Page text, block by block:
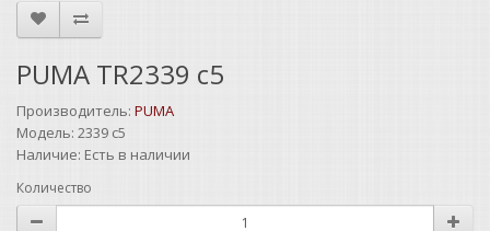
PUMA TR2339 c5
Производитель: PUMA
Модель: 2339 c5
Наличие: Есть в наличии
Количество